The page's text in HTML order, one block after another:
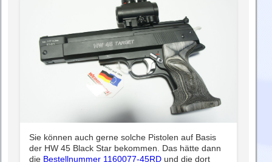
Sie können auch gerne solche Pistolen auf Basis
der HW 45 Black Star bekommen. Das hätte dann
die Bestellnummer 1160077-45RD und die dort